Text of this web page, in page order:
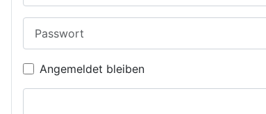
Angemeldet bleiben